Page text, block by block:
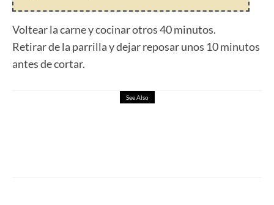
Voltear la carne y cocinar otros 40 minutos.
Retirar de la parrilla y dejar reposar unos 10 minutos
antes de cortar.
See Also